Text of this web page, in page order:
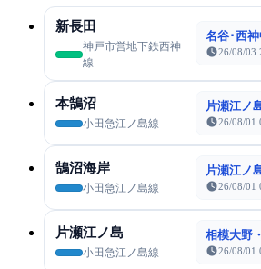
新長田
神戸市営地下鉄西神
線
名谷･西
26/08/03
本鵠沼
小田急江ノ島線
片瀬江ノ
26/08/01
鵠沼海岸
小田急江ノ島線
片瀬江ノ
26/08/01
片瀬江ノ島
小田急江ノ島線
相模大野
26/08/01